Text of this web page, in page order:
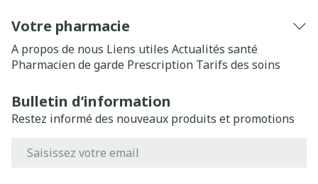
Votre pharmacie
A propos de nous Liens utiles Actualités santé
Pharmacien de garde Prescription Tarifs des soins
Bulletin d’information
Restez informé des nouveaux produits et promotions